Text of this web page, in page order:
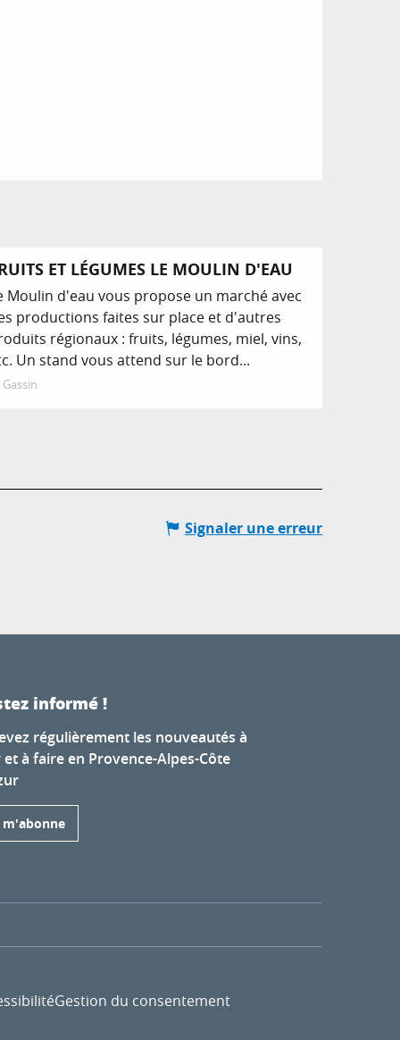
ET LÉGUMES LE MOULIN D'EAU
Moulin d'eau vous propose un marché avec
productions faites sur place et d'autres
régionaux : fruits, légumes, miel, vins,
Un stand vous attend sur le bord...
Gassin
Signaler une erreur
informé !
régulièrement les nouveautés à
à faire en Provence-Alpes-Côte
m'abonne
Gestion du consentement